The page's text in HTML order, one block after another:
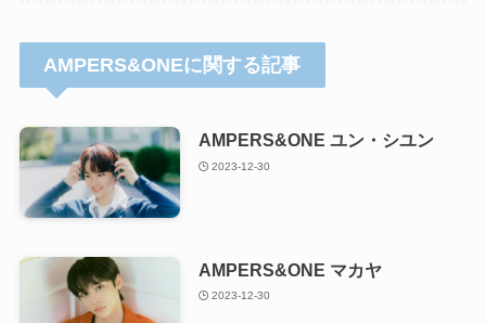
AMPERS&ONEに関する記事
AMPERS&ONE ユン・シユン
2023-12-30
AMPERS&ONE マカヤ
2023-12-30